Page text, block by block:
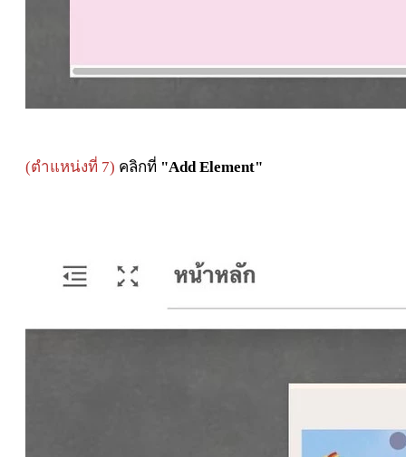
(ตำแหน่งที่ 7) คลิกที่ "Add Element"